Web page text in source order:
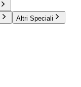
Altri Speciali